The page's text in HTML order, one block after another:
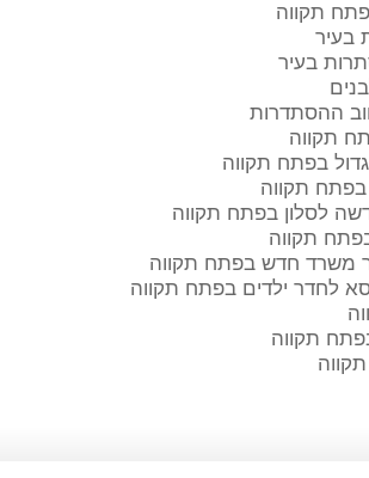
תקווה
בעיר
בעיר
ההסתדרות
תקווה
בפתח תקווה
תקווה
לסלון בפתח תקווה
תקווה
משרד חדש בפתח תקווה
לחדר ילדים בפתח תקווה
תקווה